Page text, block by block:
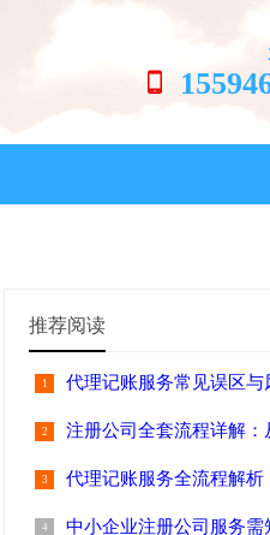
推荐阅读
代理记账服务常见误区与风险
注册公司全套流程详解：从名
代理记账服务全流程解析：从
中小企业注册公司服务需知晓